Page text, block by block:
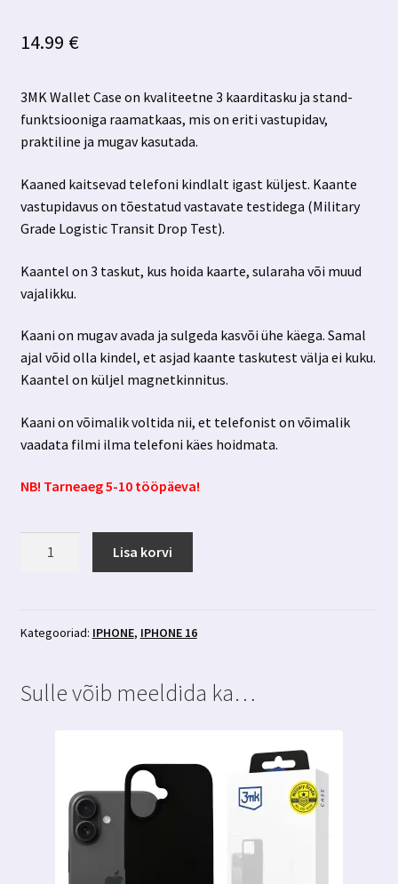
14.99 €
3MK Wallet Case on kvaliteetne 3 kaarditasku ja stand-
funktsiooniga raamatkaas, mis on eriti vastupidav,
praktiline ja mugav kasutada.
Kaaned kaitsevad telefoni kindlalt igast küljest. Kaante
vastupidavus on tõestatud vastavate testidega (Military
Grade Logistic Transit Drop Test).
Kaantel on 3 taskut, kus hoida kaarte, sularaha või muud
vajalikku.
Kaani on mugav avada ja sulgeda kasvõi ühe käega. Samal
ajal võid olla kindel, et asjad kaante taskutest välja ei kuku.
Kaantel on küljel magnetkinnitus.
Kaani on võimalik voltida nii, et telefonist on võimalik
vaadata filmi ilma telefoni käes hoidmata.
NB! Tarneaeg 5-10 tööpäeva!
3
Wallet
Lisa korvi
Kategooriad: IPHONE, IPHONE 16
Sulle võib meeldida ka…